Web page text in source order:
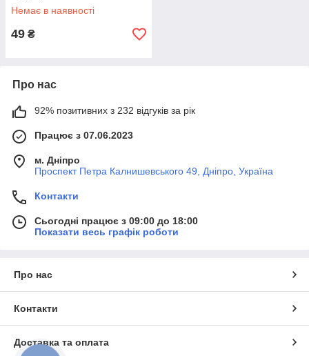
Немає в наявності
49 ₴
Про нас
92% позитивних з 232 відгуків за рік
Працює з 07.06.2023
м. Дніпро
Проспект Петра Калнишевського 49, Дніпро, Україна
Контакти
Сьогодні працює з 09:00 до 18:00
Показати весь графік роботи
Про нас
Контакти
Доставка та оплата